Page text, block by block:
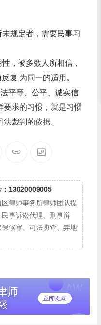
规定者，需要民事习
，被多数人所相信，
复 为同一的适用。
平等、公平、诚实信
要求的习惯，就是习惯
裁判的依据。
：13020009005
律师事务所律师团队提
事诉讼代理、刑事辩
候审、司法协查、异地